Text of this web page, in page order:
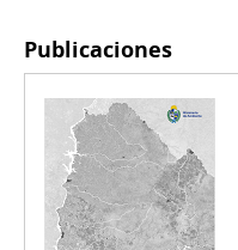
Publicaciones